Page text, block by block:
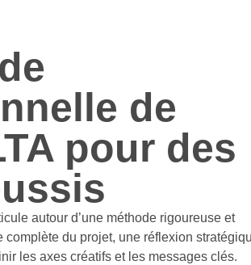
de
pour des
autour d’une méthode rigoureuse et
du projet, une réflexion
les axes créatifs et les messages clés.